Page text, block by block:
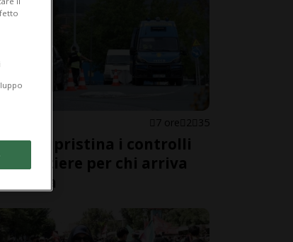
7 ore 2 35
ripristina i controlli
frontiere per chi arriva